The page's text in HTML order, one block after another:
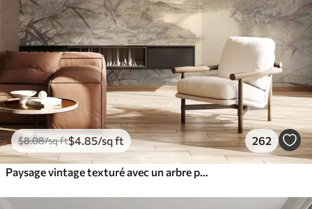
$8.08/sq ft$4.85/sq ft 262
Paysage vintage texturé avec un arbre près d'une rivière et un ciel nuageux, art de la nature en tons sépia